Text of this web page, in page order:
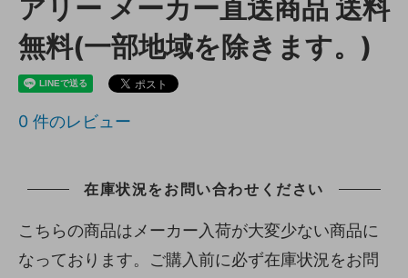
アリー メーカー直送商品 送料
無料(一部地域を除きます。)
0 件のレビュー
在庫状況をお問い合わせください
こちらの商品はメーカー入荷が大変少ない商品に
なっております。ご購入前に必ず在庫状況をお問